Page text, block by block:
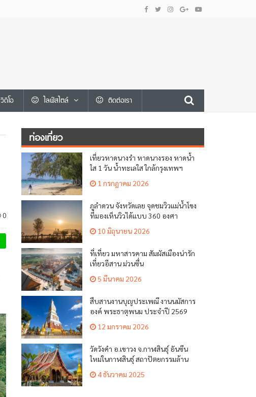
วีดีโอ ไลฟ์สไตล์ ติดต่อเรา
0
ท่องเที่ยว
เที่ยวหาดนางรำ หาดนางรอง หาดน้ำ
ใส 1 วัน น้ำทะเลใส ใกล้กรุงเทพฯ
1 กรกฎาคม 2026
ภูลำดวน จังหวัดเลย จุดชมวิวแม่น้ำโขง
ที่มองเห็นวิวได้แบบ 360 องศา
10 มิถุนายน 2026
ที่เที่ยว มหาสารคาม สัมผัสเมืองน่ารัก
เที่ยวอีสาน ม่วนซื่น
5 มีนาคม 2026
สืบสานงานบุญประเพณี งานนมัสการ
องค์ พระธาตุพนม ประจำปี 2569
12 มกราคม 2026
วัดวังคำ อ.เขาวง จ.กาฬสินธุ์ อันซีน
ใหม่ในกาฬสินธุ์ สถาปัตยกรรมล้าน
4 ธันวาคม 2025